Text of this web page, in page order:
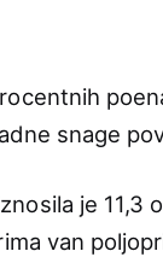
snage
je 11,3
van